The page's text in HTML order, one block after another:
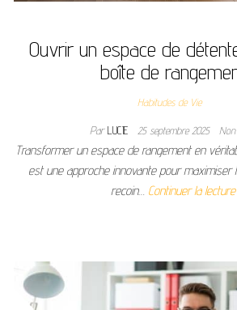
Ouvrir un espace de
boîte de
Habitudes de Vie
ParLUCIE 25 septembre 2025
Transformer un espace de rangement en
est une approche innovante pour maximiser
recoin… Continuer la lecture